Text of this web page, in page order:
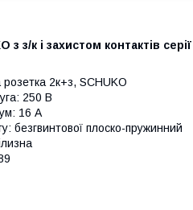
з з/к і захистом контактів серії
2к+з, SCHUKO
250 В
16 А
безгвинтової плоско-пружинний